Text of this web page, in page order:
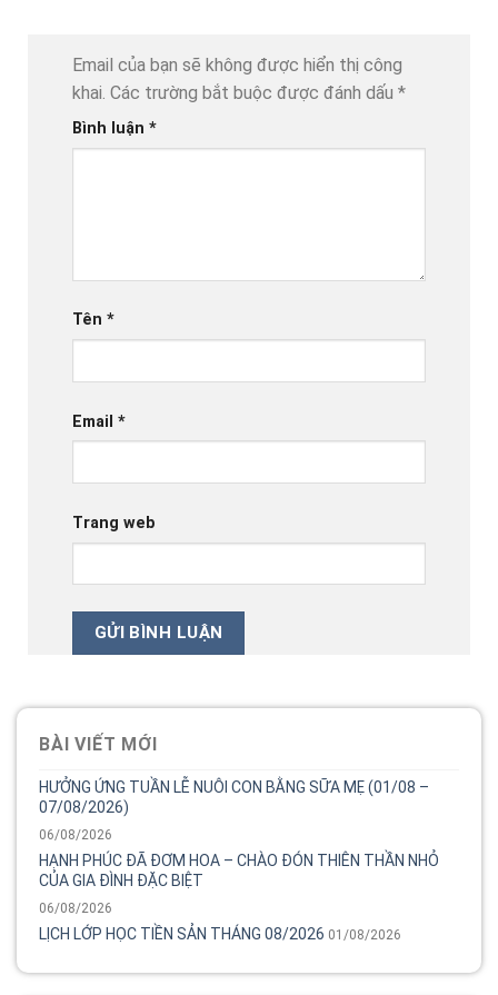
Email của bạn sẽ không được hiển thị công
khai. Các trường bắt buộc được đánh dấu *
Bình luận *
Tên *
Email *
Trang web
BÀI VIẾT MỚI
HƯỞNG ỨNG TUẦN LỄ NUÔI CON BẰNG SỮA MẸ (01/08 –
07/08/2026)
06/08/2026
HẠNH PHÚC ĐÃ ĐƠM HOA – CHÀO ĐÓN THIÊN THẦN NHỎ
CỦA GIA ĐÌNH ĐẶC BIỆT
06/08/2026
LỊCH LỚP HỌC TIỀN SẢN THÁNG 08/2026 01/08/2026